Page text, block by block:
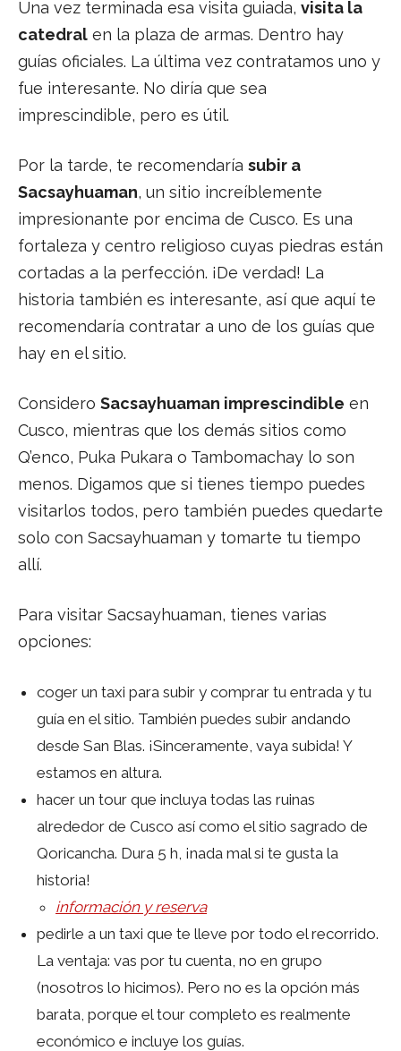
Una vez terminada esa visita guiada, visita la
catedral en la plaza de armas. Dentro hay
guías oficiales. La última vez contratamos uno y
fue interesante. No diría que sea
imprescindible, pero es útil.
Por la tarde, te recomendaría subir a
Sacsayhuaman, un sitio increíblemente
impresionante por encima de Cusco. Es una
fortaleza y centro religioso cuyas piedras están
cortadas a la perfección. ¡De verdad! La
historia también es interesante, así que aquí te
recomendaría contratar a uno de los guías que
hay en el sitio.
Considero Sacsayhuaman imprescindible en
Cusco, mientras que los demás sitios como
Q’enco, Puka Pukara o Tambomachay lo son
menos. Digamos que si tienes tiempo puedes
visitarlos todos, pero también puedes quedarte
solo con Sacsayhuaman y tomarte tu tiempo
allí.
Para visitar Sacsayhuaman, tienes varias
opciones:
coger un taxi para subir y comprar tu entrada y tu
guía en el sitio. También puedes subir andando
desde San Blas. ¡Sinceramente, vaya subida! Y
estamos en altura.
hacer un tour que incluya todas las ruinas
alrededor de Cusco así como el sitio sagrado de
Qoricancha. Dura 5 h, ¡nada mal si te gusta la
historia!
información y reserva
pedirle a un taxi que te lleve por todo el recorrido.
La ventaja: vas por tu cuenta, no en grupo
(nosotros lo hicimos). Pero no es la opción más
barata, porque el tour completo es realmente
económico e incluye los guías.